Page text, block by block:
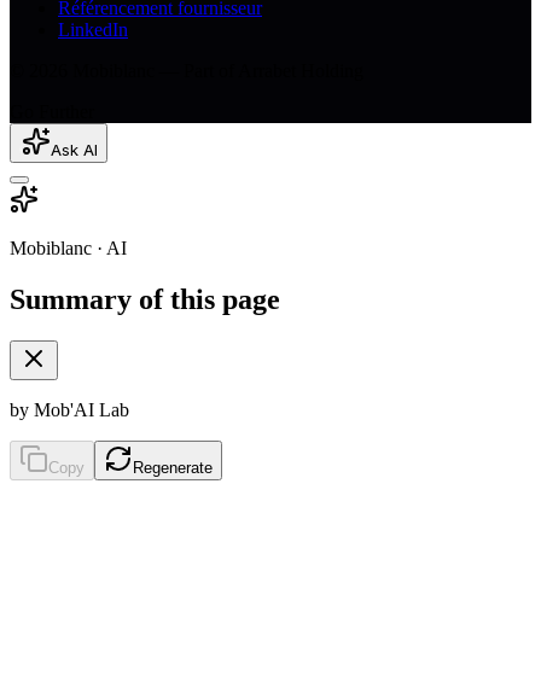
Référencement fournisseur
LinkedIn
Ask AI
Mobiblanc · AI
Summary of this page
by Mob'AI Lab
Copy Regenerate